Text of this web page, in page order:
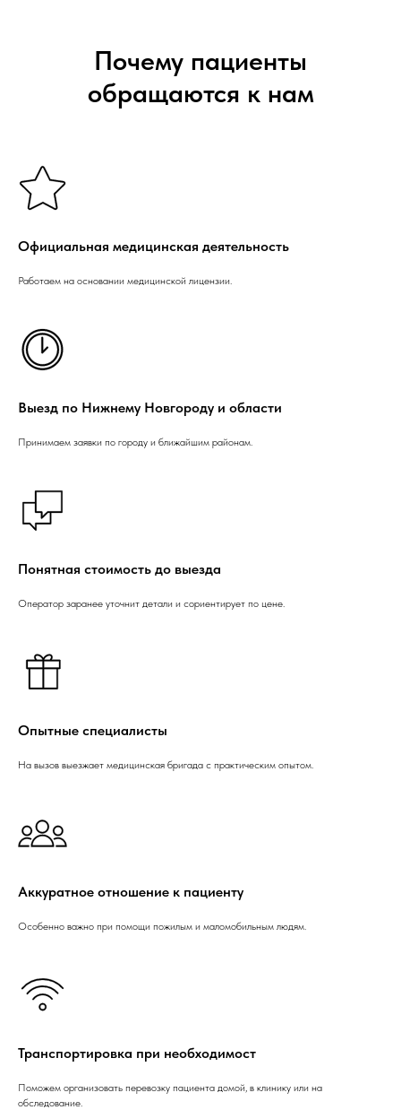
Почему пациенты
обращаются к нам
Официальная медицинская деятельность
Работаем на основании медицинской лицензии.
Выезд по Нижнему Новгороду и области
Принимаем заявки по городу и ближайшим районам.
Понятная стоимость до выезда
Оператор заранее уточнит детали и сориентирует по цене.
Опытные специалисты
На вызов выезжает медицинская бригада с практическим опытом.
Аккуратное отношение к пациенту
Особенно важно при помощи пожилым и маломобильным людям.
Транспортировка при необходимост
Поможем организовать перевозку пациента домой, в клинику или на
обследование.